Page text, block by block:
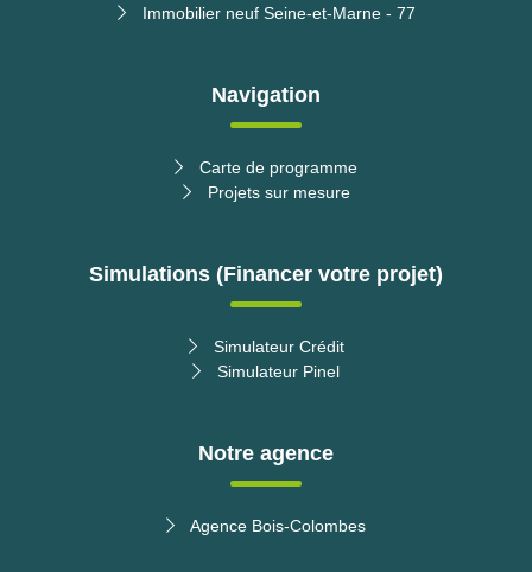
Immobilier neuf Seine-et-Marne - 77
Navigation
Carte de programme
Projets sur mesure
Simulations (Financer votre projet)
Simulateur Crédit
Simulateur Pinel
Notre agence
Agence Bois-Colombes